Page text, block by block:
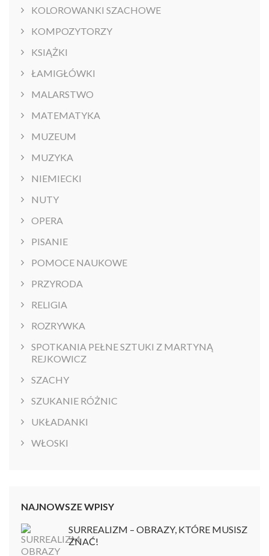
KOLOROWANKI SZACHOWE
KOMPOZYTORZY
KSIĄŻKI
ŁAMIGŁÓWKI
MALARSTWO
MATEMATYKA
MUZEUM
MUZYKA
NIEMIECKI
NUTY
OPERA
PISANIE
POMOCE NAUKOWE
PRZYRODA
RELIGIA
ROZRYWKA
SPOTKANIA PEŁNE SZTUKI Z MARTYNĄ
REJKOWICZ
SZACHY
SZUKANIE RÓŻNIC
UKŁADANKI
WŁOSKI
NAJNOWSZE WPISY
SURREALIZM – OBRAZY, KTÓRE MUSISZ
ZNAĆ!